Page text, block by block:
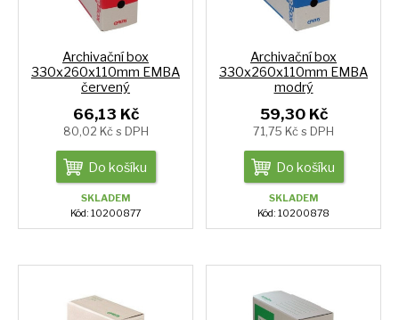
Archivační box
330x260x110mm EMBA
červený
66,13 Kč
80,02 Kč s DPH
Do košíku
SKLADEM
Kód: 10200877
Archivační box
330x260x110mm EMBA
modrý
59,30 Kč
71,75 Kč s DPH
Do košíku
SKLADEM
Kód: 10200878